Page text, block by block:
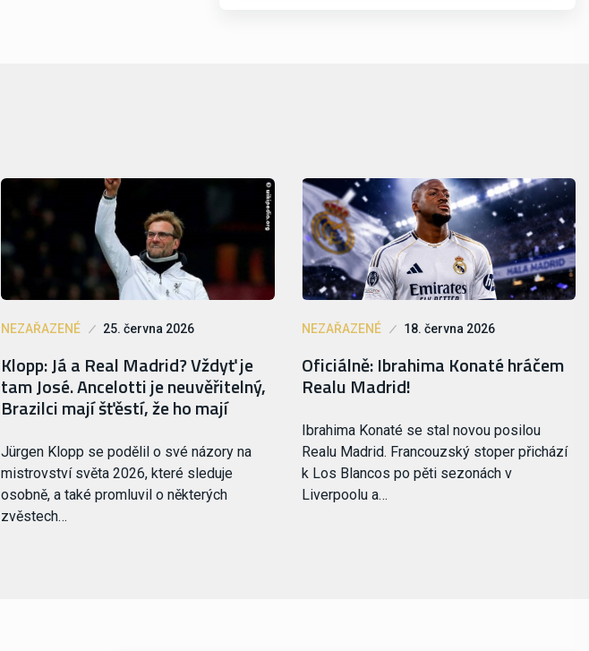
NEZAŘAZENÉ 25. června 2026
Klopp: Já a Real Madrid? Vždyť je
tam José. Ancelotti je neuvěřitelný,
Brazilci mají šťěstí, že ho mají
Jürgen Klopp se podělil o své názory na
mistrovství světa 2026, které sleduje
osobně, a také promluvil o některých
zvěstech…
NEZAŘAZENÉ 18. června 2026
Oficiálně: Ibrahima Konaté hráčem
Realu Madrid!
Ibrahima Konaté se stal novou posilou
Realu Madrid. Francouzský stoper přichází
k Los Blancos po pěti sezonách v
Liverpoolu a…